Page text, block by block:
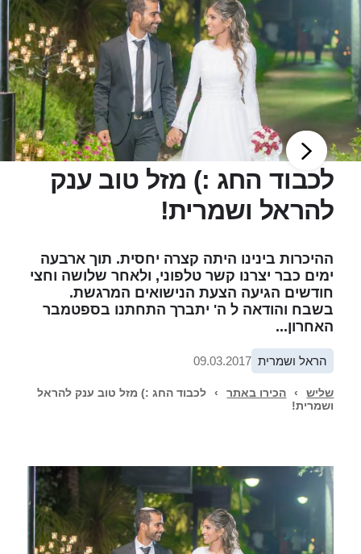
לכבוד החג :) מזל טוב ענק
להראל ושמרית!
ההיכרות בינינו היתה קצרה יחסית. תוך ארבעה
ימים כבר יצרנו קשר טלפוני, ולאחר שלושה וחצי
חודשים הגיעה הצעת הנישואים המרגשת.
בשבח והודאה ל ה' יתברך התחתנו בספטמבר
האחרון...
הראל ושמרית 09.03.2017
שליש › הכירו באתר ›
לכבוד החג :) מזל טוב ענק להראל
ושמרית!